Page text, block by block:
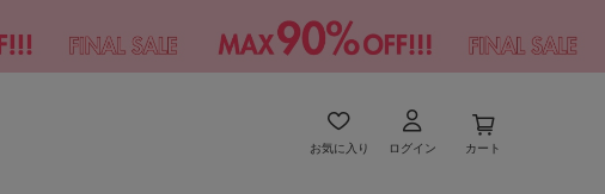
お気に入り ログイン カート